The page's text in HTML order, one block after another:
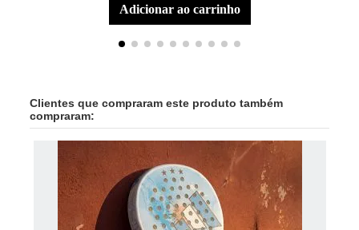
adicionar ao carrinho
Clientes que compraram este produto também
compraram: